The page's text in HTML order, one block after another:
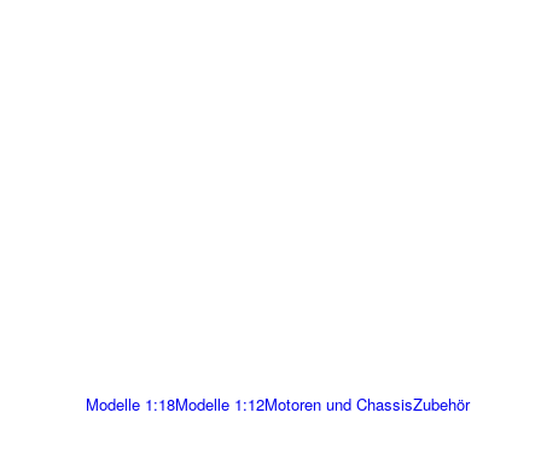
Modelle 1:18Modelle 1:12Motoren und ChassisZubehör